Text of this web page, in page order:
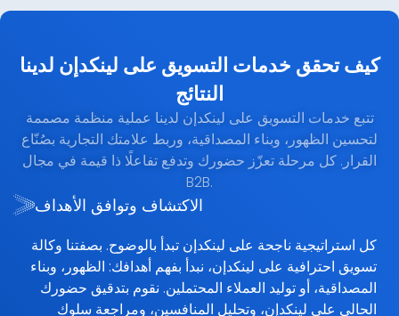
كيف تحقق خدمات التسويق على لينكدإن لدينا
النتائج
تتبع خدمات التسويق على لينكدإن لدينا عملية منظمة مصممة
لتحسين الظهور، وبناء المصداقية، وربط علامتك التجارية بصُنّاع
القرار. كل مرحلة تعزّز حضورك وتدفع تفاعلًا ذا قيمة في مجال
B2B.
الاكتشاف وتوافق الأهداف
كل استراتيجية ناجحة على لينكدإن تبدأ بالوضوح. بصفتنا وكالة
تسويق احترافية على لينكدإن، نبدأ بفهم أهدافك: الظهور، وبناء
المصداقية، أو توليد العملاء المحتملين. نقوم بتدقيق حضورك
الحالي على لينكدإن، وتحليل المنافسين، ومراجعة سلوك